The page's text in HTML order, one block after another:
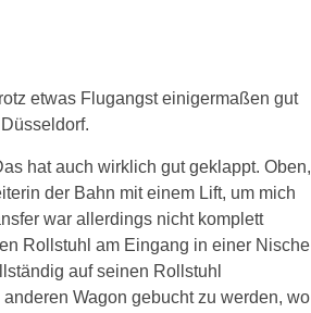
etwas Flugangst einigermaßen gut
hat auch wirklich gut geklappt. Oben,
der Bahn mit einem Lift, um mich
war allerdings nicht komplett
Rollstuhl am Eingang in einer Nische
auf seinen Rollstuhl
Wagon gebucht zu werden, wo